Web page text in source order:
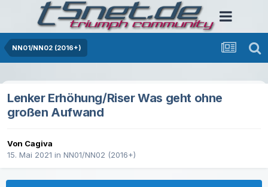
NN01/NN02 (2016+)
Lenker Erhöhung/Riser Was geht ohne
großen Aufwand
Von Cagiva
15. Mai 2021 in NN01/NN02 (2016+)